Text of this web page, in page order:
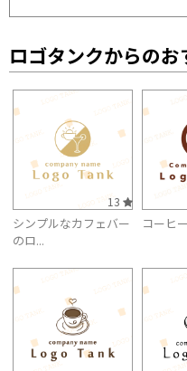
ロゴタンクからの
13
シンプルなカフェバー
のロ...
コーヒ